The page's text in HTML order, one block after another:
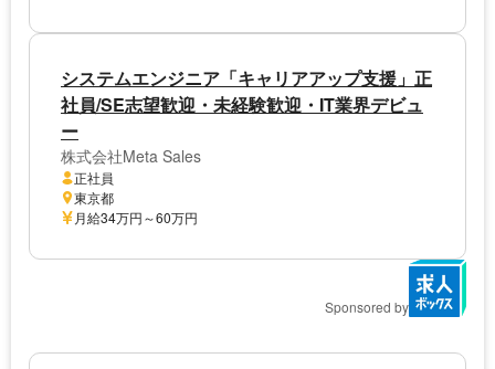
システムエンジニア「キャリアアップ支援」正
社員/SE志望歓迎・未経験歓迎・IT業界デビュ
ー
株式会社Meta Sales
正社員
東京都
月給34万円～60万円
Sponsored by